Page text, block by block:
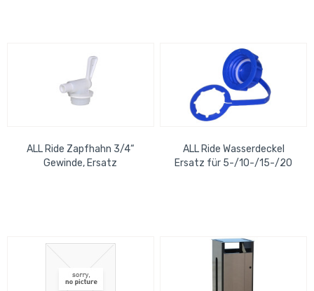
ALL Ride Zapfhahn 3/4“
Gewinde, Ersatz
ALL Ride Wasserdeckel
Ersatz für 5-/10-/15-/20